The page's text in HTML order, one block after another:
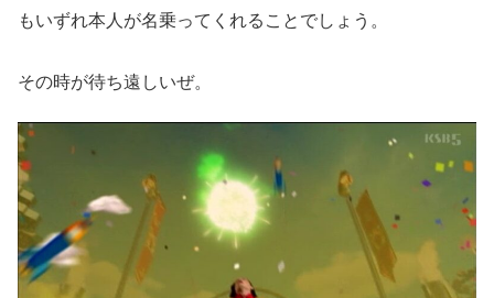
もいずれ本人が名乗ってくれることでしょう。
その時が待ち遠しいぜ。